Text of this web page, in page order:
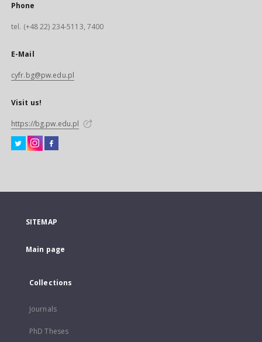
Phone
tel. (+48 22) 234-5113, 7400
E-Mail
cyfr.bg@pw.edu.pl
Visit us!
https://bg.pw.edu.pl
SITEMAP
Main page
Collections
Journals
PhD Theses